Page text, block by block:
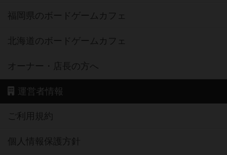
福岡県のボードゲームカフェ
北海道のボードゲームカフェ
オーナー・店長の方へ
運営者情報
ご利用規約
個人情報保護方針